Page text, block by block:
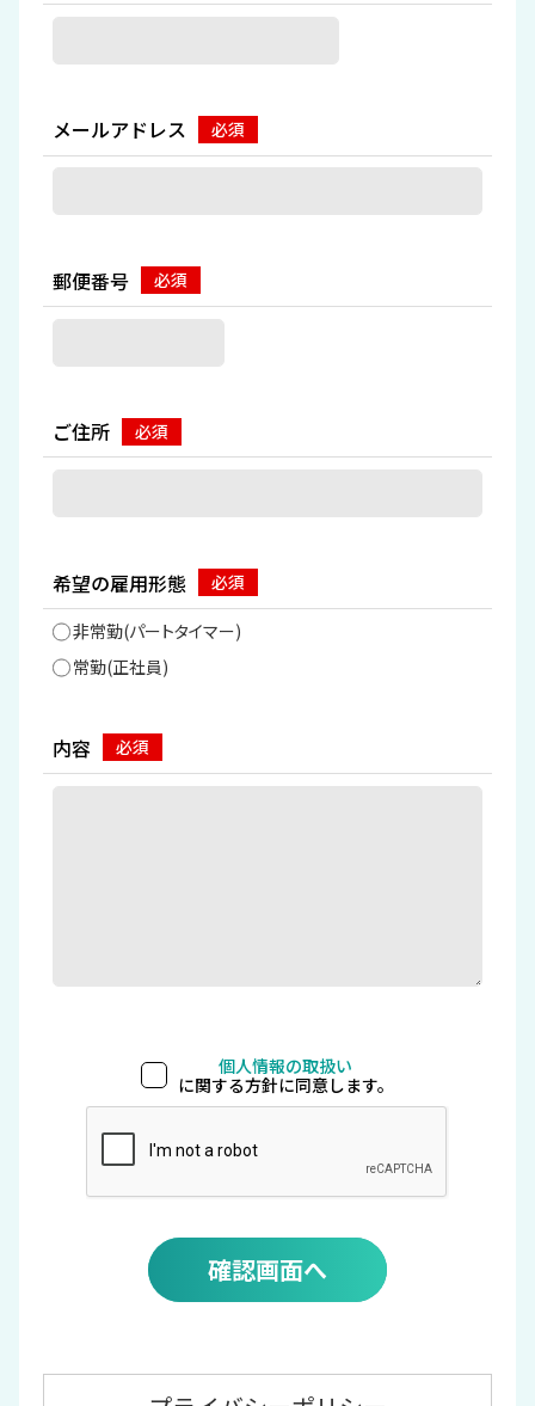
メールアドレス
郵便番号
ご住所
希望の雇用形態
非常勤(パートタイマー)
常勤(正社員)
内容
個人情報の取扱い
に関する方針に同意します。
確認画面へ